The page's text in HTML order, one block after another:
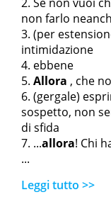
non farlo
(per
intimidazione
ebbene
Allora , che
(gergale)
sospetto, non
di sfida
...allora! Chi
...
Leggi tutto >>